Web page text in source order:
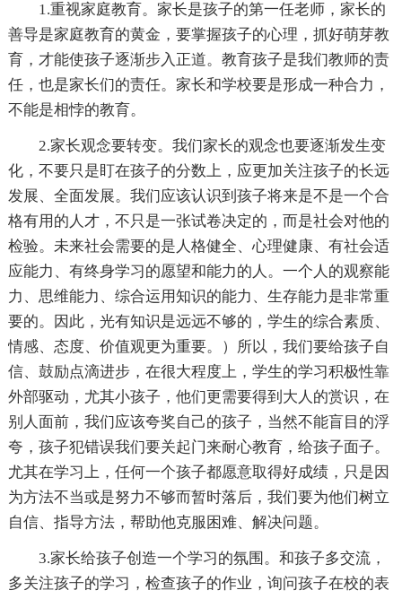
1.重视家庭教育。家长是孩子的第一任老师，家长的
善导是家庭教育的黄金，要掌握孩子的心理，抓好萌芽教
育，才能使孩子逐渐步入正道。教育孩子是我们教师的责
任，也是家长们的责任。家长和学校要是形成一种合力，
不能是相悖的教育。
2.家长观念要转变。我们家长的观念也要逐渐发生变
化，不要只是盯在孩子的分数上，应更加关注孩子的长远
发展、全面发展。我们应该认识到孩子将来是不是一个合
格有用的人才，不只是一张试卷决定的，而是社会对他的
检验。未来社会需要的是人格健全、心理健康、有社会适
应能力、有终身学习的愿望和能力的人。一个人的观察能
力、思维能力、综合运用知识的能力、生存能力是非常重
要的。因此，光有知识是远远不够的，学生的综合素质、
情感、态度、价值观更为重要。）所以，我们要给孩子自
信、鼓励点滴进步，在很大程度上，学生的学习积极性靠
外部驱动，尤其小孩子，他们更需要得到大人的赏识，在
别人面前，我们应该夸奖自己的孩子，当然不能盲目的浮
夸，孩子犯错误我们要关起门来耐心教育，给孩子面子。
尤其在学习上，任何一个孩子都愿意取得好成绩，只是因
为方法不当或是努力不够而暂时落后，我们要为他们树立
自信、指导方法，帮助他克服困难、解决问题。
3.家长给孩子创造一个学习的氛围。和孩子多交流，
多关注孩子的学习，检查孩子的作业，询问孩子在校的表